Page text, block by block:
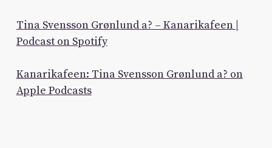
Tina Svensson Grønlund a? – Kanarikafeen |
Podcast on Spotify
Kanarikafeen: Tina Svensson Grønlund a? on
Apple Podcasts